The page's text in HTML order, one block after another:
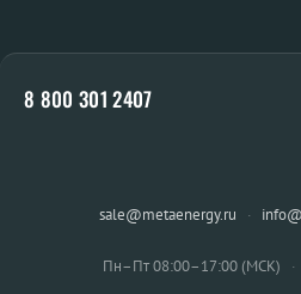
8 800 301 2407
sale@metaenergy.ru ·
Пн–Пт 08:00–17:00 (МСК) ·